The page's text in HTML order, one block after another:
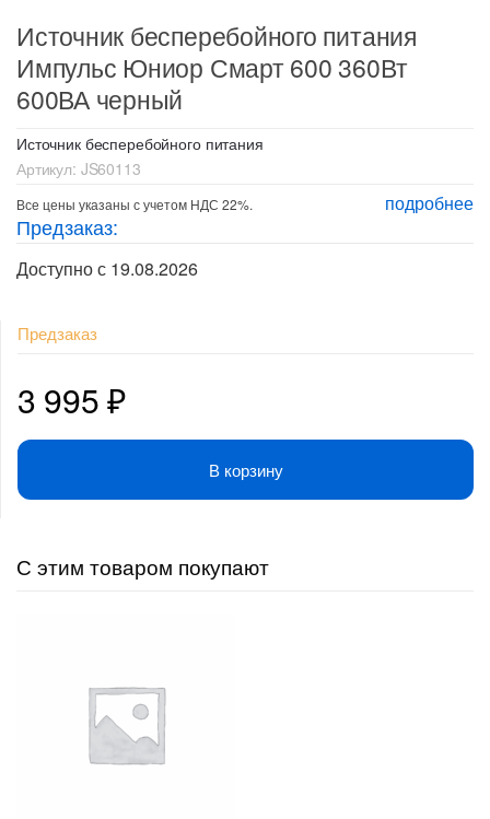
Источник бесперебойного питания
Импульс Юниор Смарт 600 360Вт
600ВА черный
Источник бесперебойного питания
Артикул: JS60113
подробнее
Все цены указаны с учетом НДС 22%.
Предзаказ:
Доступно с 19.08.2026
Предзаказ
3 995₽
В корзину
С этим товаром покупают